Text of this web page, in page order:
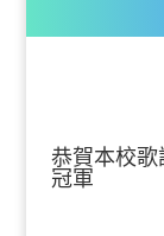
恭賀本校
冠軍